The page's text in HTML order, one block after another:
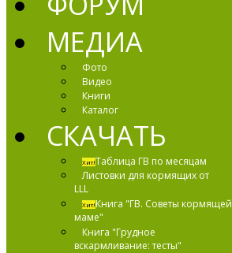
МЕДИА
Фото
Видео
Книги
Каталог
СКАЧАТЬ
Хит!Таблица ГВ по месяцам
Листовки для кормящих от
LLL
Хит!Книга "ГВ. Советы кормящей
маме"
Книга "Грудное
вскармливание: тесты"